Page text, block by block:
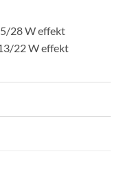
28 W effekt
22 W effekt